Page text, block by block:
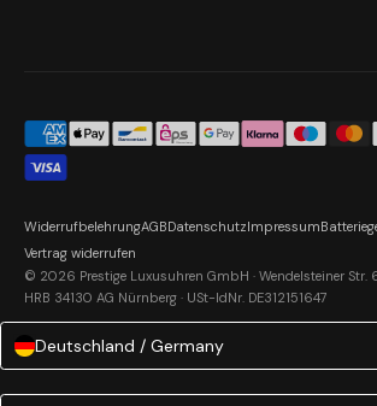
© 2026 Prestige Luxusuhren GmbH · Wendelsteiner Str.
HRB 34130 AG Nürnberg · USt-IdNr. DE312151647
WiderrufbelehrungAGBDatenschutzImpressum
Vertrag widerrufen
Deutschland / Germany
Language